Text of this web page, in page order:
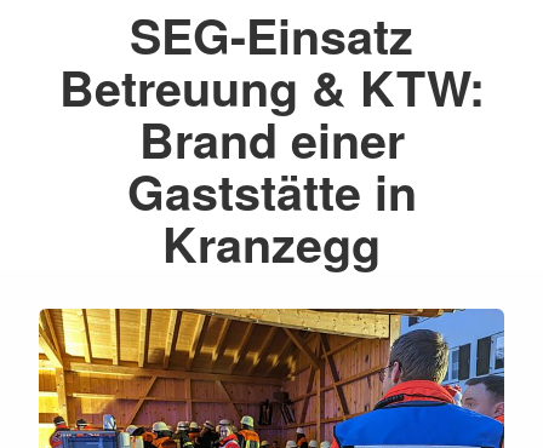
SEG-Einsatz
Betreuung & KTW:
Brand einer
Gaststätte in
Kranzegg